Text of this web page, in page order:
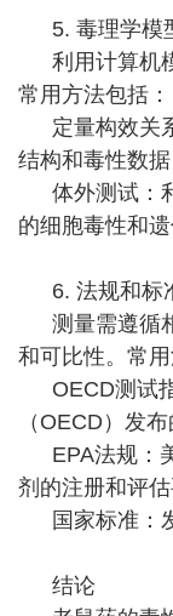
5. 毒理学模
利用计算机
常用方法包括：
定量构效关
结构和毒性数据
体外测试：
的细胞毒性和遗
6. 法规和标
测量需遵循
和可比性。常
OECD测试
（OECD）发
EPA法规：
剂的注册和评估
国家标准：
结论